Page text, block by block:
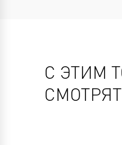
С ЭТИМ
СМОТРЯТ